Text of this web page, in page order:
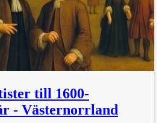
till 1600-
- Västernorrland